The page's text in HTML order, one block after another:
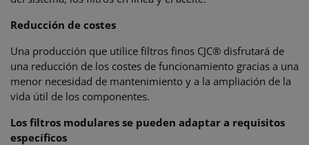
Reducción de costes
Una producción que utilice filtros finos CJC® disfrutará de
una reducción de los costes de funcionamiento gracias a una
menor necesidad de mantenimiento y a la ampliación de la
vida útil de los componentes.
Los filtros modulares se pueden adaptar a requisitos
específicos